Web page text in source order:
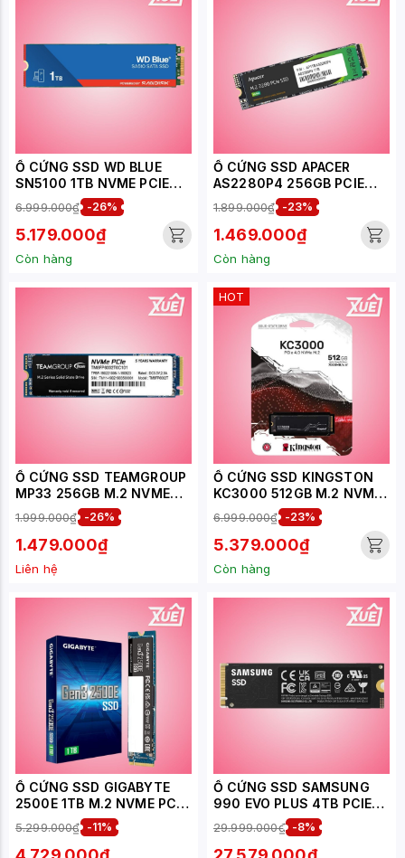
Ổ CỨNG SSD WD BLUE
SN5100 1TB NVME PCIE
GEN4 X4 (WDS100T5B0E)
6.999.000₫ -26%
5.179.000₫
Còn hàng
Ổ CỨNG SSD APACER
AS2280P4 256GB PCIE
NVME 3X4 (ĐỌC 2100MB/S
- GHI 1300MB/S) -
(AP256GAS2280P4-1)
1.899.000₫ -23%
1.469.000₫
Còn hàng
Ổ CỨNG SSD TEAMGROUP
MP33 256GB M.2 NVME
2280 PCIE GEN 3.0X4
(ĐỌC 1600MB/S, GHI
1000MB/S) -
(TM8FP6256G0C101)
1.999.000₫ -26%
1.479.000₫
Liên hệ
HOT
Ổ CỨNG SSD KINGSTON
KC3000 512GB M.2 NVME
2280 PCIE GEN 4X4 (ĐỌC
7000MB/S, GHI
3900MB/S)-
(SKC3000S/512G)
6.999.000₫ -23%
5.379.000₫
Còn hàng
Ổ CỨNG SSD GIGABYTE
2500E 1TB M.2 NVME PCIE
GEN 3.0X4 (ĐỌC
2400MB/S GHI 1800MB/S
- (G325E1TB)
5.299.000₫ -11%
Ổ CỨNG SSD SAMSUNG
990 EVO PLUS 4TB PCIE
NVME 4.0X4 ( ĐỌC
7250MB/S - GHI
6300MB/S) - (MZ-
29.999.000₫ -8%